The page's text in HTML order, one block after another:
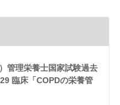
管理栄養士国家試験過去
臨床「COPDの栄養管